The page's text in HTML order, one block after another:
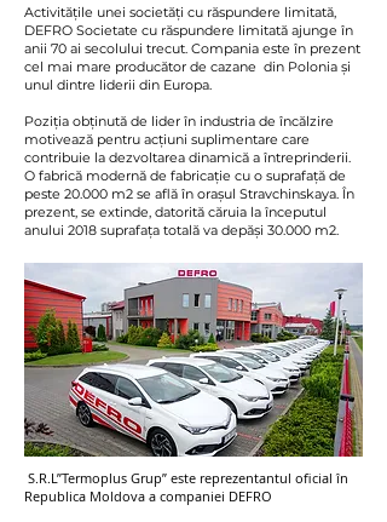
Activitățile unei societăți cu răspundere limitată,
DEFRO Societate cu răspundere limitată ajunge în
anii 70 ai secolului trecut. Compania este în prezent
cel mai mare producător de cazane din Polonia și
unul dintre liderii din Europa.
Poziția obținută de lider în industria de încălzire
motivează pentru acțiuni suplimentare care
contribuie la dezvoltarea dinamică a întreprinderii.
O fabrică modernă de fabricație cu o suprafață de
peste 20.000 m2 se află în orașul Stravchinskaya. În
prezent, se extinde, datorită căruia la începutul
anului 2018 suprafața totală va depăși 30.000 m2.
S.R.L”Termoplus Grup” este reprezentantul oficial în
Republica Moldova a companiei DEFRO